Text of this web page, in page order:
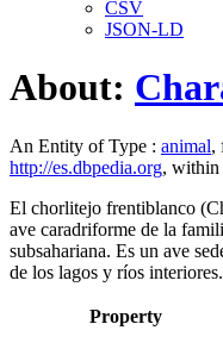
CSV
JSON-LD
About:
An Entity of Type : animal,
http://es.dbpedia.org, within
El chorlitejo frentiblanco
ave caradriforme de la
subsahariana. Es un ave
de los lagos y ríos interiores.
Property